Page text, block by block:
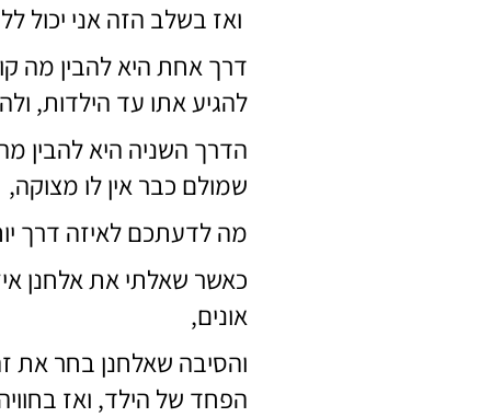
ואז בשלב הזה אני יכול
דרך אחת היא להבין מה
להגיע אתו עד הילדות,
הדרך השניה היא להבין
שמולם כבר אין לו מצוקה,
מה לדעתכם לאיזה דרך
כאשר שאלתי את אלחנן
אונים,
והסיבה שאלחנן בחר את
הפחד של הילד, ואז